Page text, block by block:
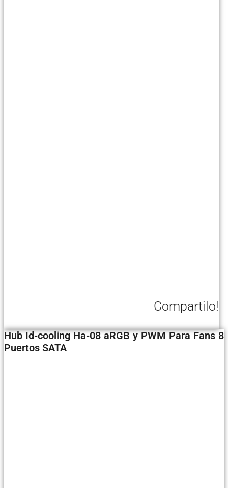
Compartilo!
Hub Id-cooling Ha-08 aRGB y PWM Para Fans 8
Puertos SATA